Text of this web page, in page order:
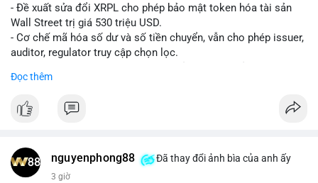
- Đề xuất sửa đổi XRPL cho phép bảo mật token hóa tài sản
Wall Street trị giá 530 triệu USD.
- Cơ chế mã hóa số dư và số tiền chuyển, vẫn cho phép issuer,
auditor, regulator truy cập chọn lọc.
tài chính.
chức tài chính.
$xrp
Đọc thêm
nguyenphong88 Đã thay đổi ảnh bìa của anh ấy
3 giờ